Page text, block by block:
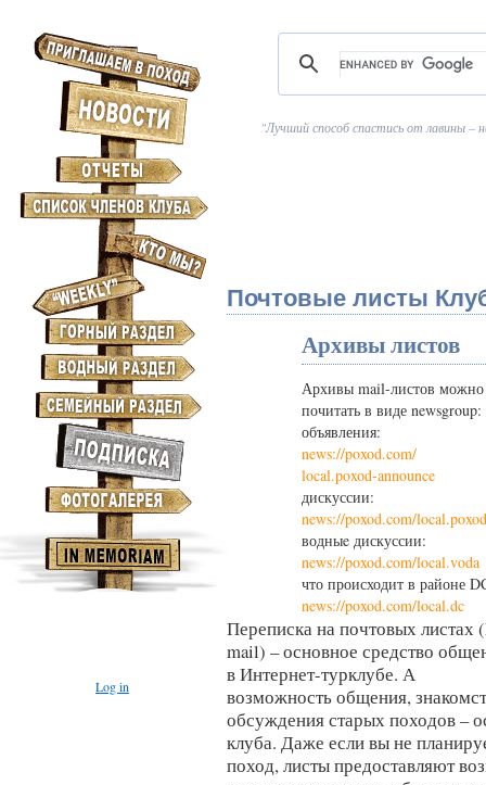
Log in
Лучший способ спастись от лавины –
Почтовые листы
Архивы листов
Архивы mail-листов можно
почитать в виде newsgroup:
объявления:
news://poxod.com/
local.poxod-announce
дискуссии:
news://poxod.com/local.poxod
водныe дискуссии:
news://poxod.com/local.voda
что происходит в районе
news://poxod.com/local.dc
Переписка на почтовых листах
mail) – основное средство
в Интернет-турклубе. А
возможность общения,
обсуждения старых походов –
клуба. Даже если вы не
поход, листы предоставляют